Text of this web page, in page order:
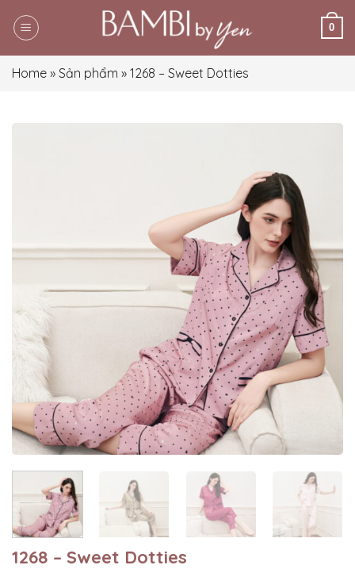
0
Home » Sản phẩm » 1268 – Sweet Dotties
1268 – Sweet Dotties